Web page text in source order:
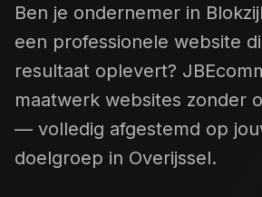
Ben je ondernemer in
een professionele website
resultaat oplevert?
maatwerk websites zonder
— volledig afgestemd op
doelgroep in Overijssel.